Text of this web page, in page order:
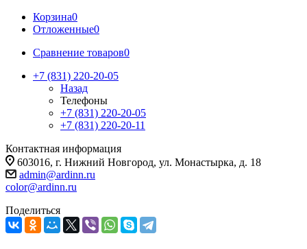
Корзина0
Отложенные0
Сравнение товаров0
+7 (831) 220-20-05
Назад
Телефоны
+7 (831) 220-20-05
+7 (831) 220-20-11
Контактная информация
603016, г. Нижний Новгород, ул. Монастырка, д. 18
admin@ardinn.ru
color@ardinn.ru
Поделиться